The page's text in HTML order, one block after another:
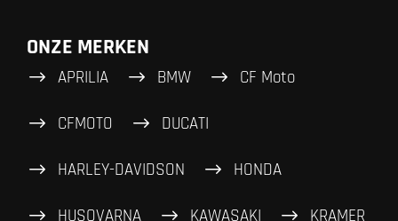
ONZE MERKEN
APRILIA BMW CF Moto
CFMOTO DUCATI
HARLEY-DAVIDSON HONDA
HUSQVARNA KAWASAKI KRAMER